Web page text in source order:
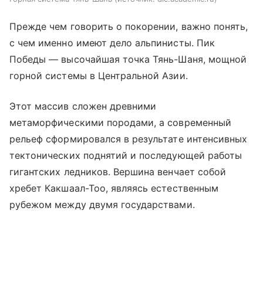
Прежде чем говорить о покорении, важно понять,
с чем именно имеют дело альпинисты. Пик
Победы — высочайшая точка Тянь-Шаня, мощной
горной системы в Центральной Азии.
Этот массив сложен древними
метаморфическими породами, а современный
рельеф сформировался в результате интенсивных
тектонических поднятий и последующей работы
гигантских ледников. Вершина венчает собой
хребет Какшаал-Тоо, являясь естественным
рубежом между двумя государствами.